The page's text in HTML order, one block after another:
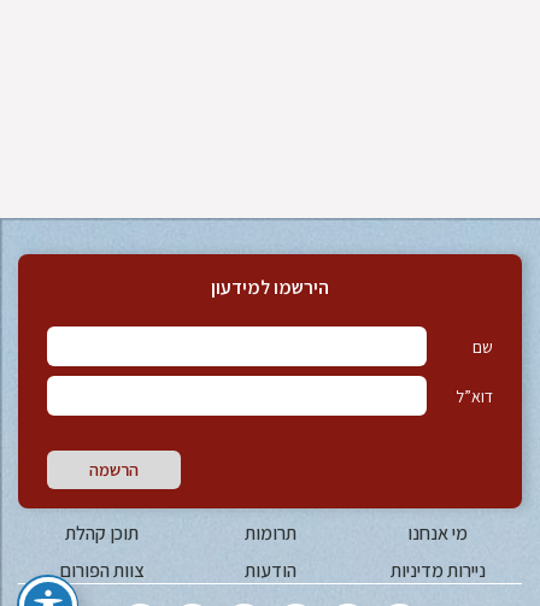
הירשמו למידעון
שם
דוא”ל
הרשמה
מי אנחנו תרומות
תוכן קהלת
ניירות מדיניות
הודעות צוות הפורום